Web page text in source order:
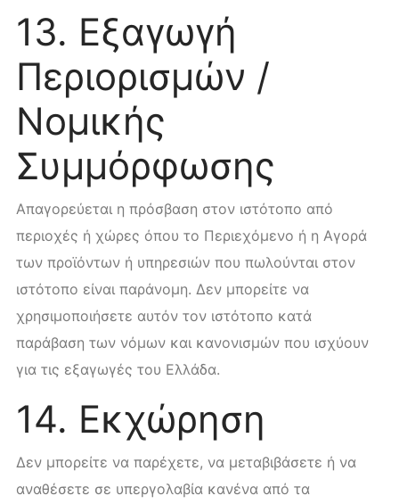
13. Εξαγωγή
Περιορισμών /
Νομικής
Συμμόρφωσης
Απαγορεύεται η πρόσβαση στον ιστότοπο από
περιοχές ή χώρες όπου το Περιεχόμενο ή η Αγορά
των προϊόντων ή υπηρεσιών που πωλούνται στον
ιστότοπο είναι παράνομη. Δεν μπορείτε να
χρησιμοποιήσετε αυτόν τον ιστότοπο κατά
παράβαση των νόμων και κανονισμών που ισχύουν
για τις εξαγωγές του Ελλάδα.
14. Εκχώρηση
Δεν μπορείτε να παρέχετε, να μεταβιβάσετε ή να
αναθέσετε σε υπεργολαβία κανένα από τα